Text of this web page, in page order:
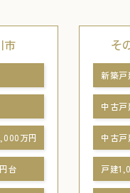
市
万円
台
そ
新築戸
中古戸
中古
戸建